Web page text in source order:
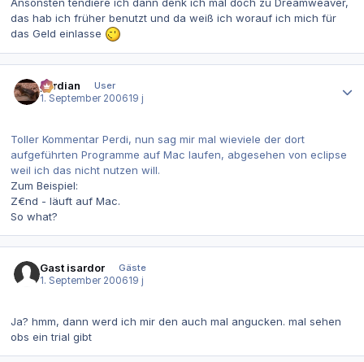
das hab ich früher benutzt und da weiß ich worauf ich mich für
das Geld einlasse
perdian
User
1. September 200619 j
Toller Kommentar Perdi, nun sag mir mal wieviele der dort
aufgeführten Programme auf Mac laufen, abgesehen von eclipse
weil ich das nicht nutzen will.
Zum Beispiel:
Z€nd - läuft auf Mac.
So what?
Gast isardor
Gäste
1. September 200619 j
Ja? hmm, dann werd ich mir den auch mal angucken. mal sehen
obs ein trial gibt